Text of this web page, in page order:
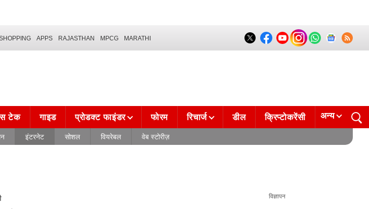
APPS RAJASTHAN MPCG MARATHI
टेक गाइड प्रोडक्ट फाइंडर फोरम रिचार्ज डील क्रिप्टोकरेंसी अन्य
इंटरनेट सोशल वियरेबल वेब स्टोरीज़
विज्ञापन